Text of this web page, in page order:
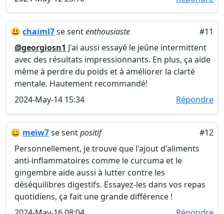
😃 chaiml7se sententhousiaste
#11
@georgiosn1 J'ai aussi essayé le jeûne intermittent
avec des résultats impressionnants. En plus, ça aide
même à perdre du poids et à améliorer la clarté
mentale. Hautement recommandé!
2024-May-14 15:34
Répondre
😀 meiw7se sentpositif
#12
Personnellement, je trouve que l'ajout d'aliments
anti-inflammatoires comme le curcuma et le
gingembre aide aussi à lutter contre les
déséquilibres digestifs. Essayez-les dans vos repas
quotidiens, ça fait une grande différence !